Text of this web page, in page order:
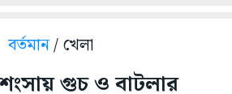
বর্তমান/ খেলা
গুচ ও বাটলার